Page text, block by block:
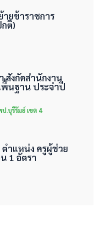
ยข้าราชการ
ติ)
สังกัดสำนักงาน
นฐาน ประจำปี
.บุรีรัมย์ เขต 4
ตำแหน่ง ครูผู้ช่วย
1 อัตรา